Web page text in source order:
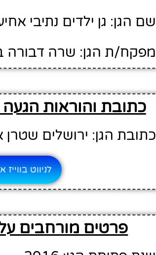
שם הגן: גן ילדים נתיבי
מפקח/ת הגן: שרה דבורה
כתובת והוראות הגעה
כתובת הגן: ירושלים שטרן
לניווט
פרטים מורחבים על